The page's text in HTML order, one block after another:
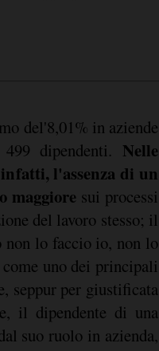
del'8,01% in aziende
dipendenti. Nelle
l'assenza di un
maggiore sui processi
del lavoro stesso; il
lo faccio io, non lo
uno dei principali
seppur per giustificata
il dipendente di una
suo ruolo in azienda,